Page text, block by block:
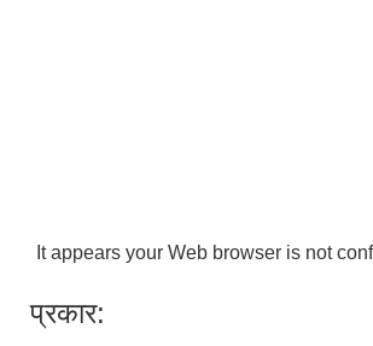
It appears your Web browser is not
प्रकार: